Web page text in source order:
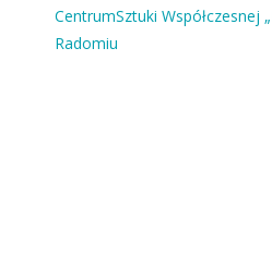
CentrumSztuki Współczesnej
Radomiu